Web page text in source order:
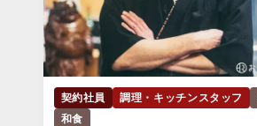
契約社員 調理・キッチンスタッフ
和食